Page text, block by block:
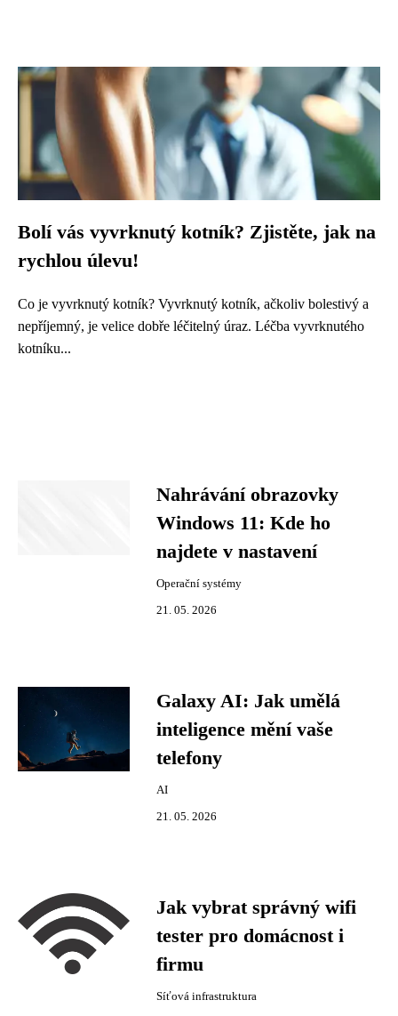
Bolí vás vyvrknutý kotník? Zjistěte, jak na
rychlou úlevu!
Co je vyvrknutý kotník? Vyvrknutý kotník, ačkoliv bolestivý a
nepříjemný, je velice dobře léčitelný úraz. Léčba vyvrknutého
kotníku...
Nahrávání obrazovky
Windows 11: Kde ho
najdete v nastavení
Operační systémy
21. 05. 2026
Galaxy AI: Jak umělá
inteligence mění vaše
telefony
AI
21. 05. 2026
Jak vybrat správný wifi
tester pro domácnost i
firmu
Síťová infrastruktura